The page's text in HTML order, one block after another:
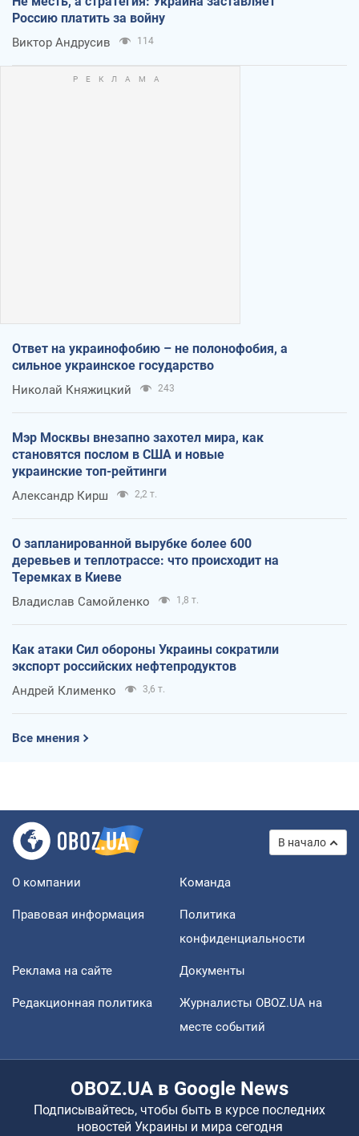
Россию платить за войну
Виктор Андрусив 114
Ответ на украинофобию – не полонофобия, а
сильное украинское государство
Николай Княжицкий 243
Мэр Москвы внезапно захотел мира, как
становятся послом в США и новые
украинские топ-рейтинги
Александр Кирш 2,2 т.
О запланированной вырубке более 600
деревьев и теплотрассе: что происходит на
Теремках в Киеве
Владислав Самойленко 1,8 т.
Как атаки Сил обороны Украины сократили
экспорт российских нефтепродуктов
Андрей Клименко 3,6 т.
Все мнения
В начало
О компании Команда
Правовая информация
Политика
конфиденциальности
Реклама на сайте Документы
Редакционная политика
Журналисты OBOZ.UA на
месте событий
OBOZ.UA в Google News
Подписывайтесь, чтобы быть в курсе последних
новостей Украины и мира сегодня